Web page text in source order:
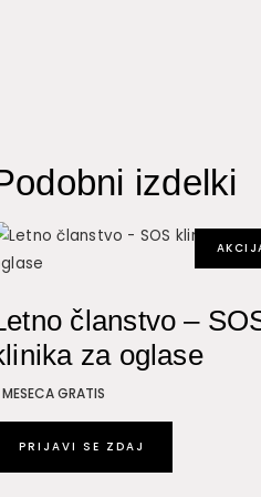
izdelki
članstvo –
za oglase
GRATIS
PRIJAVI SE ZDAJ